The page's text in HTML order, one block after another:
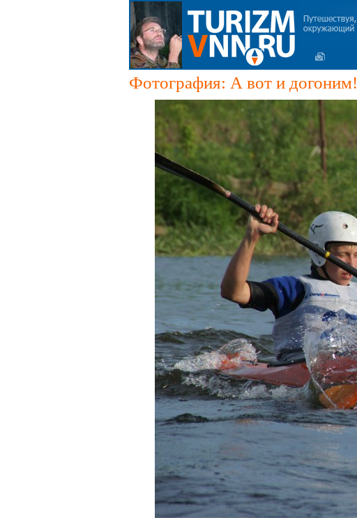
Фотография: А вот и догоним!